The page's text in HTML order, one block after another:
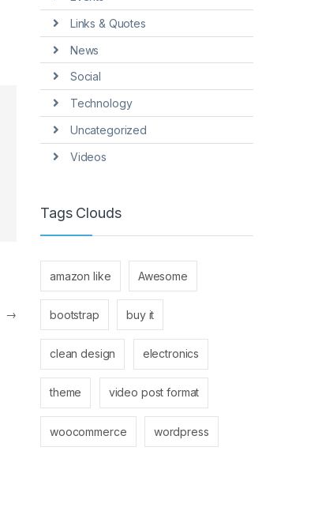
→
Links & Quotes
News
Social
Technology
Uncategorized
Videos
Tags Clouds
amazon like Awesome
bootstrap buy it
clean design electronics
theme video post format
woocommerce wordpress